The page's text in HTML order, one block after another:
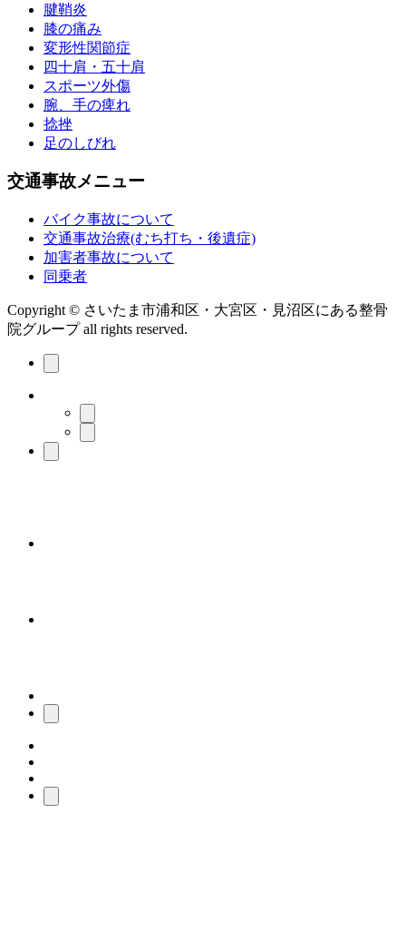
腱鞘炎
膝の痛み
変形性関節症
四十肩・五十肩
スポーツ外傷
腕、手の痺れ
捻挫
足のしびれ
交通事故メニュー
バイク事故について
交通事故治療(むち打ち・後遺症)
加害者事故について
同乗者
Copyright © さいたま市浦和区・大宮区・見沼区にある整骨
院グループ all rights reserved.